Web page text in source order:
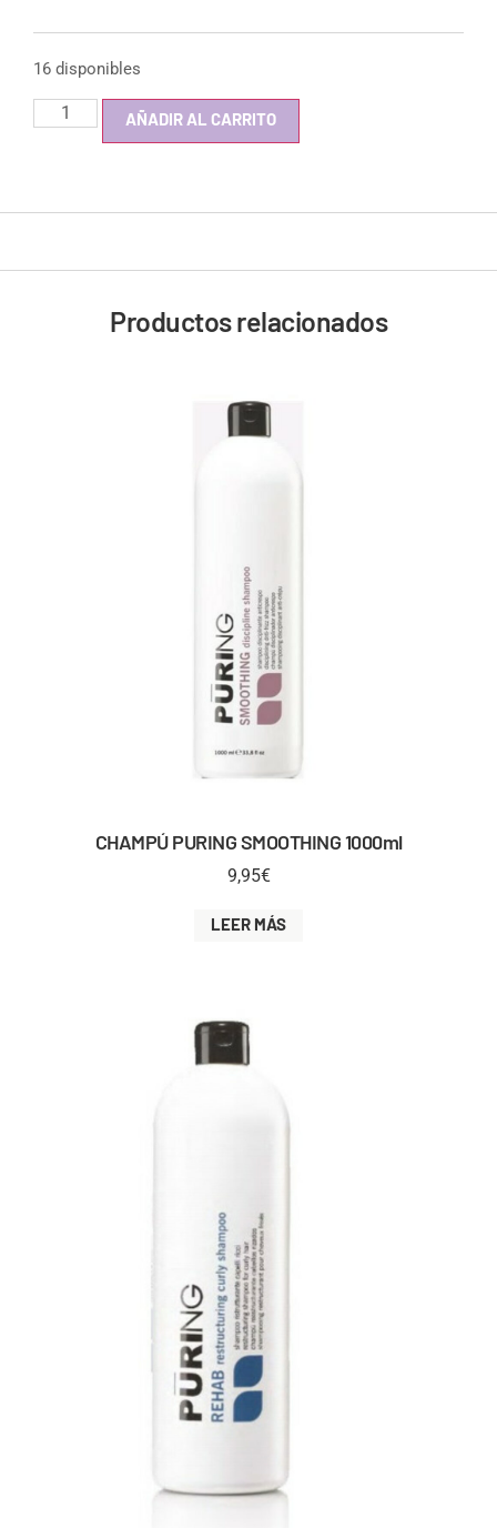
16 disponibles
AÑADIR AL CARRITO
Productos relacionados
CHAMPÚ PURING SMOOTHING 1000ml
9,95€
LEER MÁS